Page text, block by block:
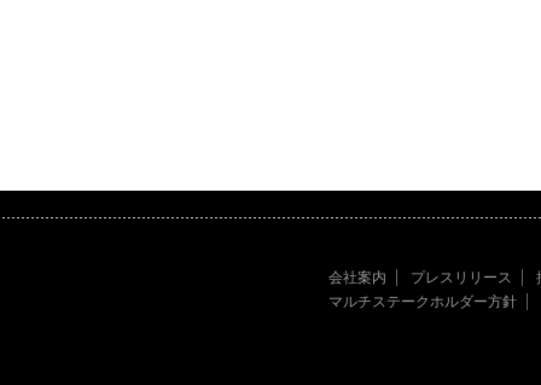
会社案内 プレスリリース
マルチステークホルダー方針